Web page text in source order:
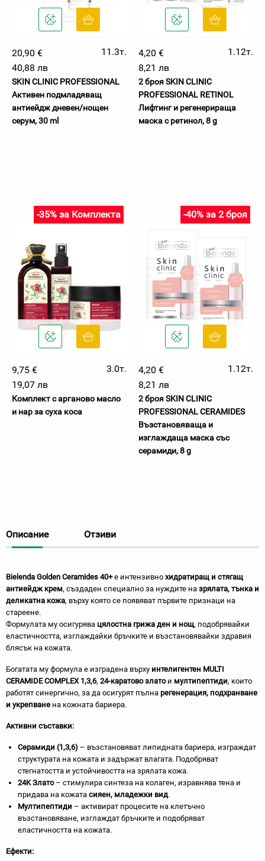
20,90 €
11.3т.
40,88 лв
SKIN CLINIC PROFESSIONAL
Активен подмладяващ
антиейдж дневен/нощен
серум, 30 ml
4,20 €
1.12т.
8,21 лв
2 броя SKIN CLINIC
PROFESSIONAL RETINOL
Лифтинг и регенерираща
маска с ретинол, 8 g
-35% за Комплекта
9,75 €
3.0т.
19,07 лв
Комплект с арганово масло
и нар за суха коса
-40% за 2 броя
4,20 €
1.12т.
8,21 лв
2 броя SKIN CLINIC
PROFESSIONAL CERAMIDES
Възстановяваща и
изглаждаща маска със
серамиди, 8 g
Описание Отзиви
Bielenda Golden Ceramides 40+е интензивно хидратиращ и стягащ
антиейдж крем, създаден специално за нуждите на зрялата, тънка и
деликатна кожа, върху която се появяват първите признаци на
стареене.
Формулата му осигурява цялостна грижа ден и нощ, подобрявайки
еластичността, изглаждайки бръчките и възстановявайки здравия
блясък на кожата.
Богатата му формула е изградена върху интелигентен MULTI
CERAMIDE COMPLEX 1,3,6, 24-каратово златои мултипептиди, които
работят синергично, за да осигурят пълна регенерация, подхранване
и укрепване на кожната бариера.
Активни съставки:
Серамиди (1,3,6) – възстановяват липидната бариера, изграждат
структурата на кожата и задържат влагата. Подобряват
стегнатостта и устойчивостта на зрялата кожа.
24K Злато– стимулира синтеза на колаген, изравнява тена и
придава на кожата сияен, младежки вид.
Мултипептиди – активират процесите на клетъчно
възстановяване, изглаждат бръчките и подобряват
еластичността на кожата.
Ефекти: